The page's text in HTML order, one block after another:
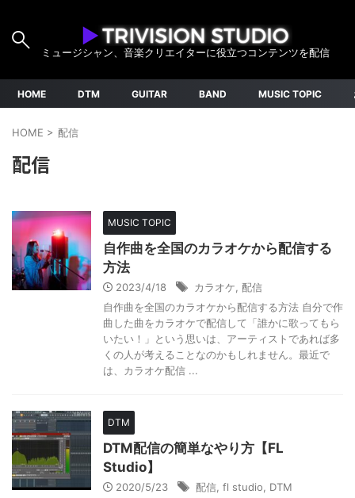
ミュージシャン、音楽クリエイターに役立つコンテンツを配信
HOME DTM GUITAR BAND MUSIC TOPIC
HOME > 配信
配信
MUSIC TOPIC
自作曲を全国のカラオケから配信する
方法
2023/4/18 カラオケ 配信
自作曲を全国のカラオケから配信する方法 自分で作
曲した曲をカラオケで配信して「誰かに歌ってもら
いたい！」という思いは、アーティストであれば多
くの人が考えることなのかもしれません。最近で
は、カラオケ配信 ...
DTM
DTM配信の簡単なやり方【FL
Studio】
2020/5/23 配信 fl studio
DTM